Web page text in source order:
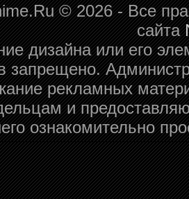
© 2026 - Все
сайта
дизайна или его
запрещено.
рекламных
и
ознакомительно